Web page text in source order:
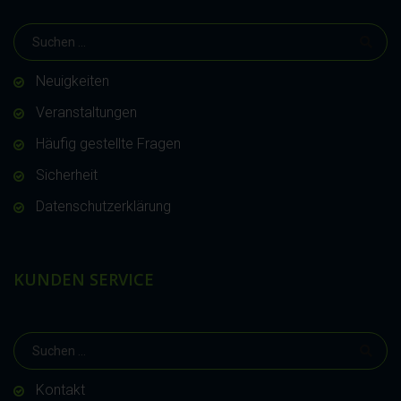
Neuigkeiten
Veranstaltungen
Häufig gestellte Fragen
Sicherheit
Datenschutzerklärung
KUNDEN SERVICE
Kontakt